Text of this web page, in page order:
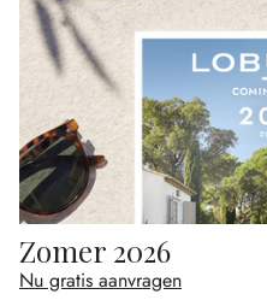
Zomer 2026
Nu gratis aanvragen